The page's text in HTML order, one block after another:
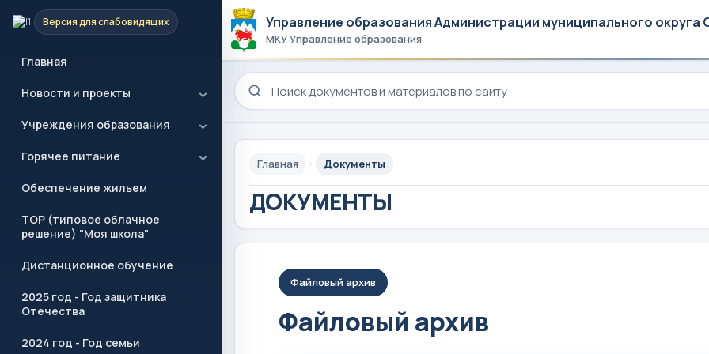
Версия для слабовидящих
Главная
Новости и проекты
Учреждения образования
Горячее питание
Обеспечение жильем
ТОР (типовое облачное
решение) "Моя школа"
Дистанционное обучение
2025 год - Год защитника
Отечества
2024 год - Год семьи
Управление образования Администрации муниципального округа
МКУ Управление образования
Поиск по сайту
Главная Документы
ДОКУМЕНТЫ
Файловый архив
Файловый архив